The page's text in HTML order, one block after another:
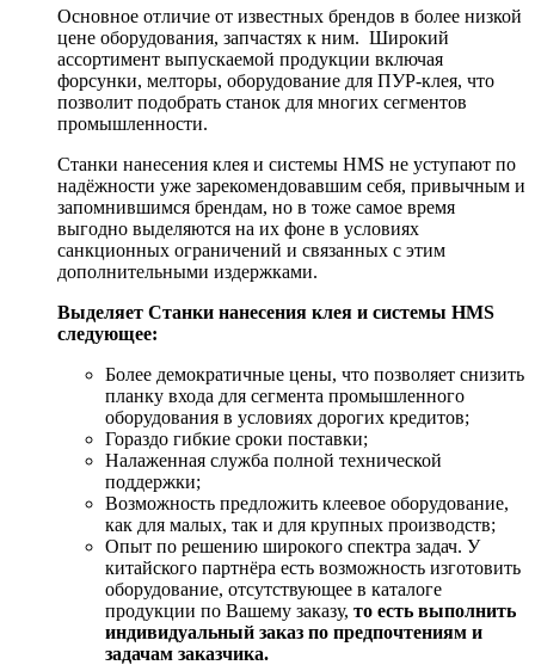
Основное отличие от известных брендов в более низкой
цене оборудования, запчастях к ним. Широкий
ассортимент выпускаемой продукции включая
форсунки, мелторы, оборудование для ПУР-клея, что
позволит подобрать станок для многих сегментов
промышленности.
Станки нанесения клея и системы HMS не уступают по
надёжности уже зарекомендовавшим себя, привычным и
запомнившимся брендам, но в тоже самое время
выгодно выделяются на их фоне в условиях
санкционных ограничений и связанных с этим
дополнительными издержками.
Выделяет Станки нанесения клея и системы HMS
следующее:
Более демократичные цены, что позволяет снизить
планку входа для сегмента промышленного
оборудования в условиях дорогих кредитов;
Гораздо гибкие сроки поставки;
Налаженная служба полной технической
поддержки;
Возможность предложить клеевое оборудование,
как для малых, так и для крупных производств;
Опыт по решению широкого спектра задач. У
китайского партнёра есть возможность изготовить
оборудование, отсутствующее в каталоге
продукции по Вашему заказу, то есть выполнить
индивидуальный заказ по предпочтениям и
задачам заказчика.